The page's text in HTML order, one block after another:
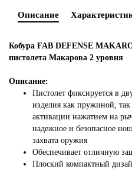
Описание
Кобура FAB DEFENSE
пистолета Макарова 2 уровня
Описание:
Пистолет фиксируется в
изделия как пружиной, так
активации нажатием на
надежное и безопасное
захвата оружия
Обеспечивает отличную
Плоский компактный